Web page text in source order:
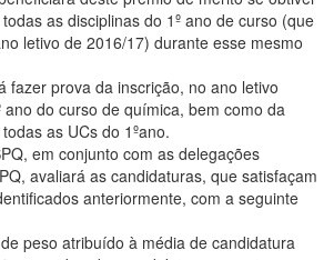
as disciplinas do 1º ano de curso (que
letivo de 2016/17) durante esse mesmo
fazer prova da inscrição, no ano letivo
ano do curso de química, bem como da
as UCs do 1ºano.
em conjunto com as delegações
avaliará as candidaturas, que satisfaçam
anteriormente, com a seguinte
peso atribuído à média de candidatura